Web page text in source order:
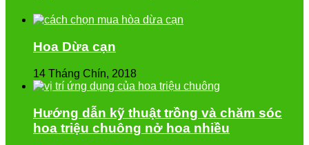
Hoa Dừa cạn
14 Tháng Chín, 2018
Hướng dẫn kỹ thuật trồng và chăm sóc
hoa triệu chuông nở hoa nhiều